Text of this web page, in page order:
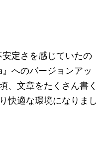
安定さを感じていたの
へのバージョンアッ
、文章をたくさん書く
快適な環境になりまし